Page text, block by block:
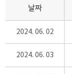
날짜
2024. 06. 02
2024. 06. 03